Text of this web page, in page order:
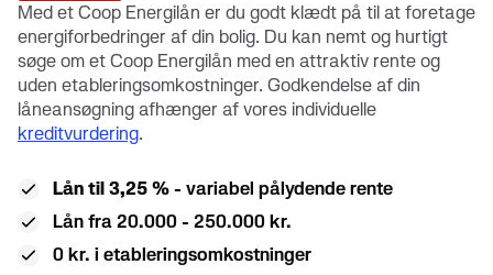
Med et Coop Energilån er du godt klædt på til at foretage
energiforbedringer af din bolig. Du kan nemt og hurtigt
søge om et Coop Energilån med en attraktiv rente og
uden etableringsomkostninger. Godkendelse af din
låneansøgning afhænger af vores individuelle
kreditvurdering.
Lån til 3,25 %- variabel pålydende rente
Lån fra 20.000 - 250.000 kr.
0 kr. i etableringsomkostninger